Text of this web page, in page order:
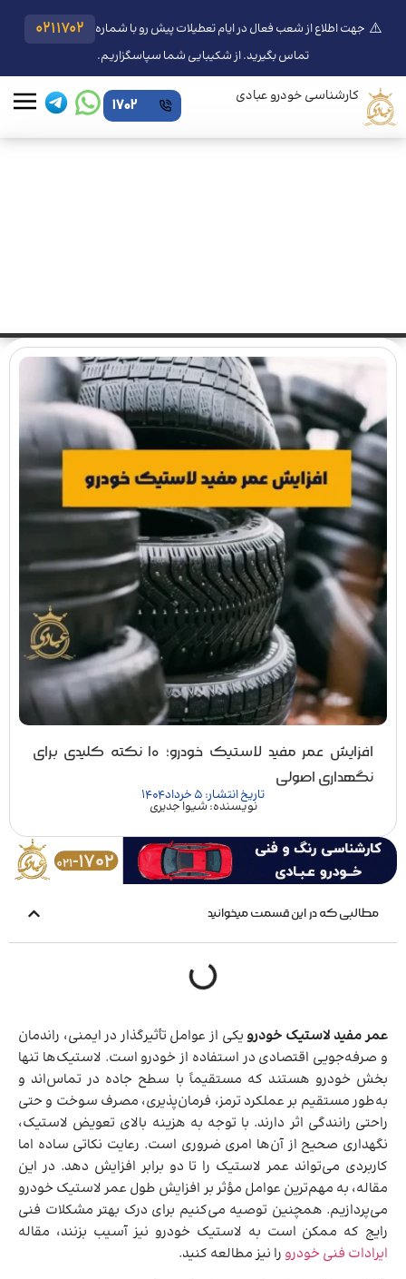
⚠️ جهت اطلاع از شعب فعال در ایام تعطیلات پیش رو با شماره 0211702
تماس بگیرید. از شکیبایی شما سپاسگزاریم.
کارشناسی خودرو عبادی 1702
افزایش عمر مفید لاستیک خودرو؛ ۱۰ نکته کلیدی برای
نگهداری اصولی
تاریخ انتشار: 5 خرداد 1404
نویسنده: شیوا جدیری
مطالبی که در این قسمت میخوانید
عمر مفید لاستیک خودرویکی از عوامل تأثیرگذار در ایمنی، راندمان
و صرفه‌جویی اقتصادی در استفاده از خودرو است. لاستیک‌ها تنها
بخش خودرو هستند که مستقیماً با سطح جاده در تماس‌اند و
به‌طور مستقیم بر عملکرد ترمز، فرمان‌پذیری، مصرف سوخت و حتی
راحتی رانندگی اثر دارند. با توجه به هزینه بالای تعویض لاستیک،
نگهداری صحیح از آن‌ها امری ضروری است. رعایت نکاتی ساده اما
کاربردی می‌تواند عمر لاستیک را تا دو برابر افزایش دهد. در این
مقاله، به مهم‌ترین عوامل مؤثر بر افزایش طول عمر لاستیک خودرو
می‌پردازیم. همچنین توصیه می‌کنیم برای درک بهتر مشکلات فنی
رایج که ممکن است به لاستیک خودرو نیز آسیب بزنند، مقاله
ایرادات فنی خودرورا نیز مطالعه کنید.